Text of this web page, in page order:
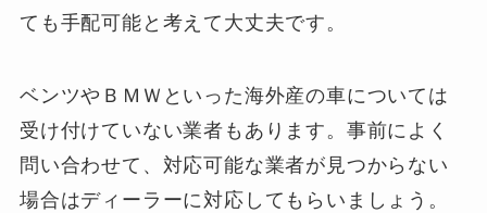
ても手配可能と考えて大丈夫です。
ベンツやＢＭＷといった海外産の車については
受け付けていない業者もあります。事前によく
問い合わせて、対応可能な業者が見つからない
場合はディーラーに対応してもらいましょう。